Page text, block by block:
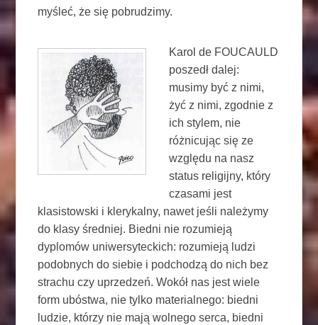
myśleć, że się pobrudzimy.
Karol de FOUCAULD
poszedł dalej:
musimy być z nimi,
żyć z nimi, zgodnie z
ich stylem, nie
różnicując się ze
względu na nasz
status religijny, który
czasami jest
klasistowski i klerykalny, nawet jeśli należymy
do klasy średniej. Biedni nie rozumieją
dyplomów uniwersyteckich: rozumieją ludzi
podobnych do siebie i podchodzą do nich bez
strachu czy uprzedzeń. Wokół nas jest wiele
form ubóstwa, nie tylko materialnego: biedni
ludzie, którzy nie mają wolnego serca, biedni